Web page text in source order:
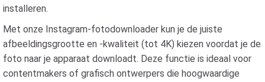
installeren.
Met onze Instagram-fotodownloader kun je de juiste
afbeeldingsgrootte en -kwaliteit (tot 4K) kiezen voordat je de
foto naar je apparaat downloadt. Deze functie is ideaal voor
contentmakers of grafisch ontwerpers die hoogwaardige